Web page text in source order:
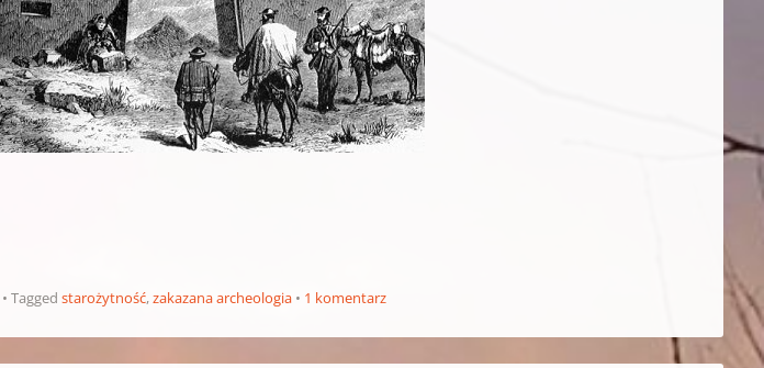
Taggedstarożytność,zakazana archeologia 1 komentarz